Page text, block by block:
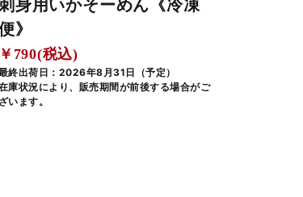
刺身用いかそーめん《冷凍
》
￥790(税込)
終出荷日：2026年8月31日（予定）
庫状況により、販売期間が前後する場合がご
ざいます。